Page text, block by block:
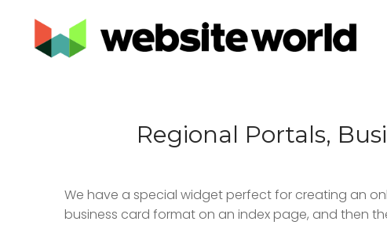
Regional Portals,
We have a special widget perfect for creating an
business card format on an index page, and then